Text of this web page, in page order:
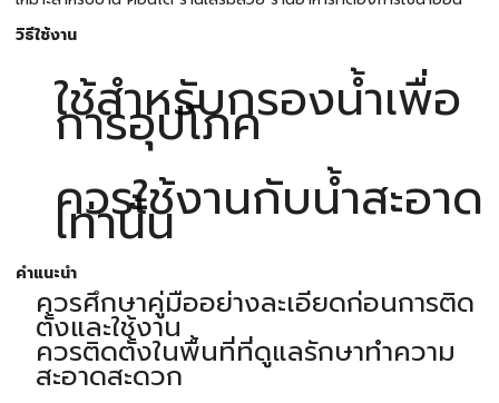
วิธีใช้งาน
ใช้สำหรับกรองน้ำเพื่อ
การอุปโภค
ควรใช้งานกับน้ำสะอาด
เท่านั้น
คำแนะนำ
ควรศึกษาคู่มืออย่างละเอียดก่อนการติด
ตั้งและใช้งาน
ควรติดตั้งในพื้นที่ที่ดูแลรักษาทำความ
สะอาดสะดวก